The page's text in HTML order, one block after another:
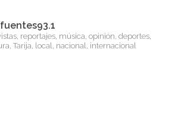
reportajes, música, opinión, deportes,
Tarija, local, nacional, internacional